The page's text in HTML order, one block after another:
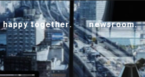
happy together. newsroom.